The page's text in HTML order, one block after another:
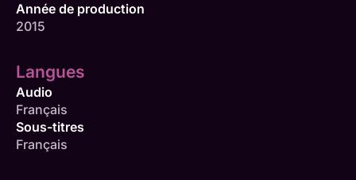
Année de production
2015
Langues
Audio
Français
Sous-titres
Français